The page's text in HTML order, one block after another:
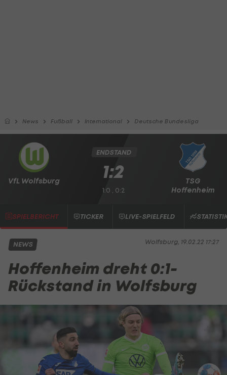
News Fußball International Deutsche Bundesliga
VfL Wolfsburg
TSG
Hoffenheim
ENDSTAND
1:2
1:0 , 0:2
SPIELBERICHT TICKER LIVE-SPIELFELD
Wolfsburg, 19.02.22 17:27
NEWS
Hoffenheim dreht 0:1-
Rückstand in Wolfsburg